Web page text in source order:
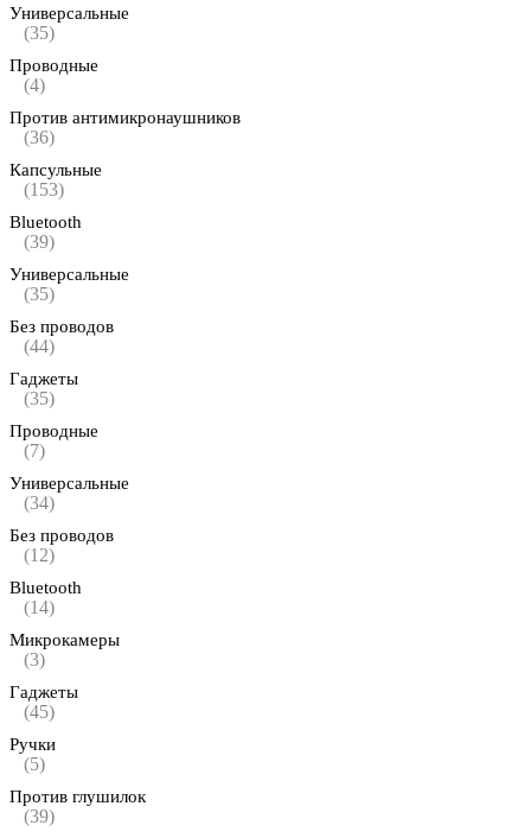
Универсальные
(35)
Проводные
(4)
Против антимикронаушников
(36)
Капсульные
(153)
Bluetooth
(39)
Универсальные
(35)
Без проводов
(44)
Гаджеты
(35)
Проводные
(7)
Универсальные
(34)
Без проводов
(12)
Bluetooth
(14)
Микрокамеры
(3)
Гаджеты
(45)
Ручки
(5)
Против глушилок
(39)